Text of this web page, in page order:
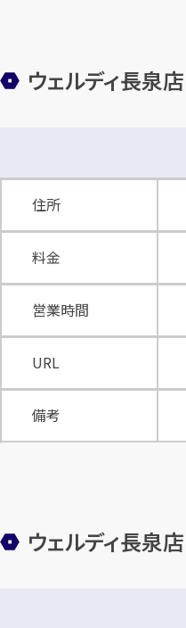
ウェルディ長泉
住所
料金
営業時間
URL
備考
ウェルディ長泉